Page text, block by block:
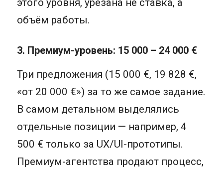
этого уровня, урезана не ставка, а
объём работы.
3. Премиум-уровень: 15 000 – 24 000 €
Три предложения (15 000 €, 19 828 €,
«от 20 000 €») за то же самое задание.
В самом детальном выделялись
отдельные позиции — например, 4
500 € только за UX/UI-прототипы.
Премиум-агентства продают процесс,